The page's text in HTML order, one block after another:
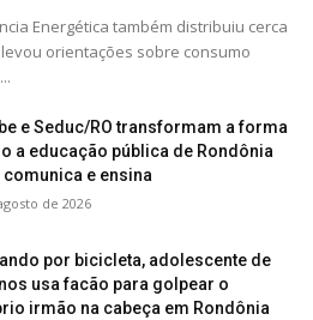
Energética também distribuiu cerca
orientações sobre consumo
e Seduc/RO transformam a forma
a educação pública de Rondônia
comunica e ensina
de 2026
por bicicleta, adolescente de
usa facão para golpear o
irmão na cabeça em Rondônia